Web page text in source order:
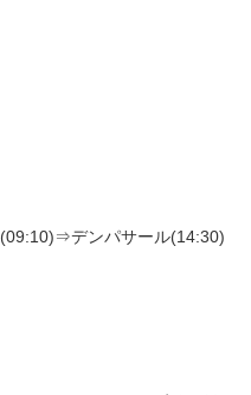
デンパサール(14:30)